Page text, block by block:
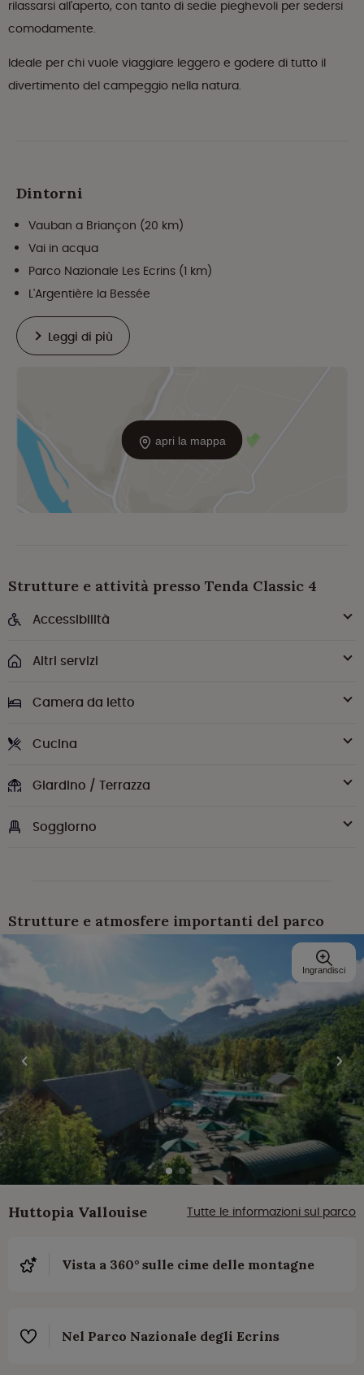
rilassarsi all'aperto, con tanto di sedie pieghevoli per sedersi
comodamente.
Ideale per chi vuole viaggiare leggero e godere di tutto il
divertimento del campeggio nella natura.
apri la mappa
Dintorni
Vauban a Briançon (20 km)
Vai in acqua
Parco Nazionale Les Ecrins (1 km)
L'Argentière la Bessée
Leggi di più
Strutture e attività presso Tenda Classic 4
Accessibilità
Altri servizi
Camera da letto
Cucina
Giardino / Terrazza
Soggiorno
Strutture e atmosfere importanti del parco
Ingrandisci
Huttopia Vallouise Tutte le informazioni sul parco
Vista a 360° sulle cime delle montagne
Nel Parco Nazionale degli Ecrins